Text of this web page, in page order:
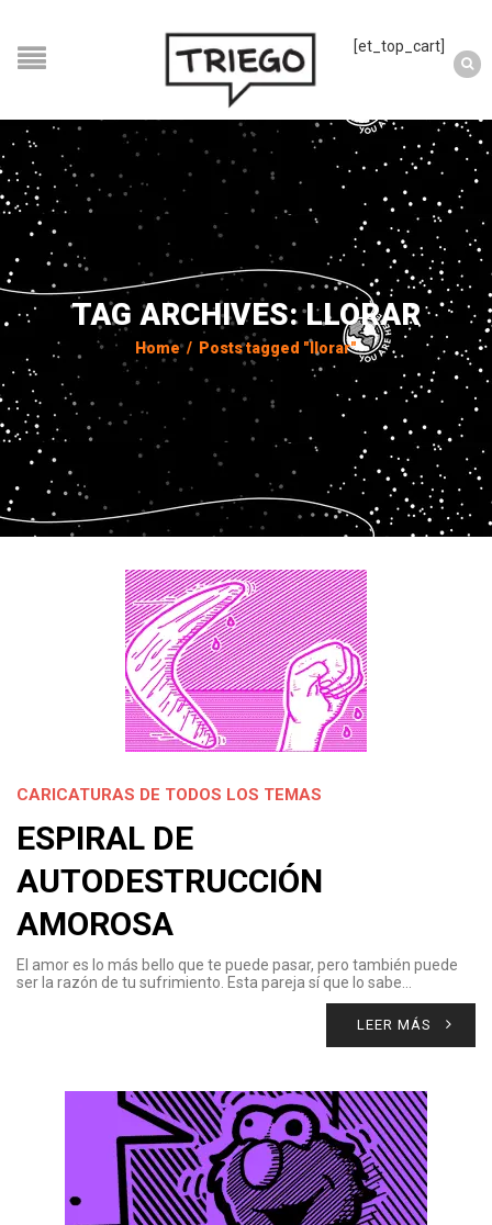
[et_top_cart]
TAG ARCHIVES: LLORAR
Home / Posts tagged "llorar"
CARICATURAS DE TODOS LOS TEMAS
ESPIRAL DE
AUTODESTRUCCIÓN
AMOROSA
El amor es lo más bello que te puede pasar, pero también puede
ser la razón de tu sufrimiento. Esta pareja sí que lo sabe…
LEER MÁS